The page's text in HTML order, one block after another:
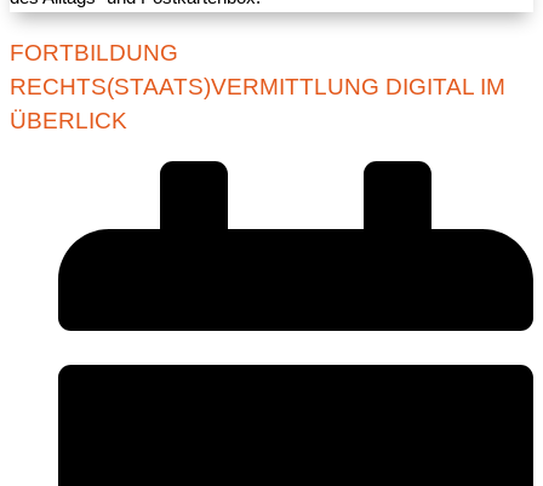
FORTBILDUNG
RECHTS(STAATS)VERMITTLUNG DIGITAL IM
ÜBERLICK